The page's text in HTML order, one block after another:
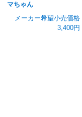
マちゃん
メーカー希望小売価格
3,400円